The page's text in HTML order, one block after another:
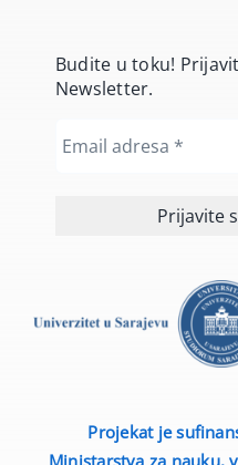
Budite u toku!
Newsletter.
Projekat je
Ministarstva za nauku,